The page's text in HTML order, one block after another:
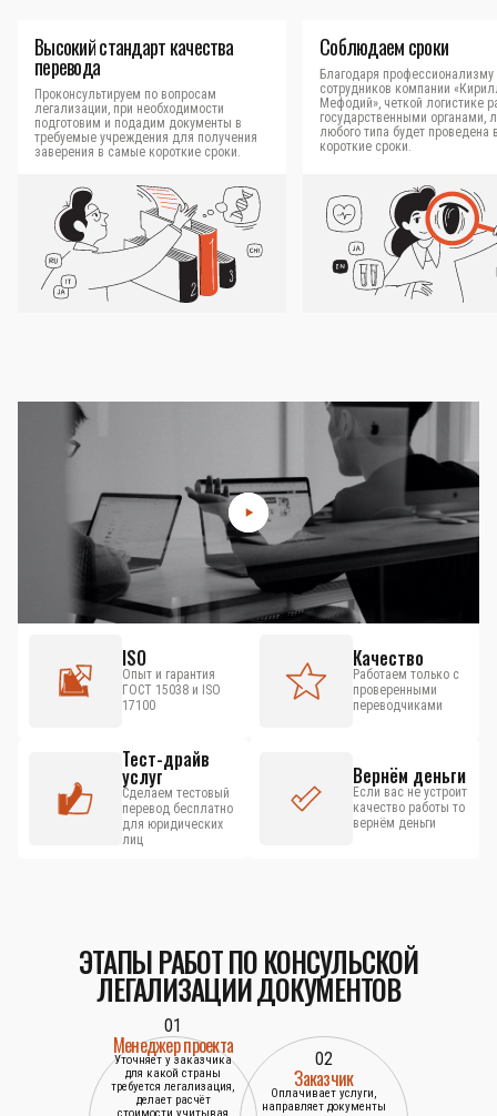
Высокий стандарт качества
перевода
Проконсультируем по вопросам
легализации, при необходимости
подготовим и подадим документы в
требуемые учреждения для получения
заверения в самые короткие сроки.
Соблюдаем сроки
Благодаря профессионализму
сотрудников компании
Мефодий», четкой логистике
государственными органами,
любого типа будет проведена
короткие сроки.
ISO
Опыт и гарантия
ГОСТ 15038 и ISO
17100
Качество
Работаем только с
проверенными
переводчиками
Тест-драйв
услуг
Сделаем тестовый
перевод бесплатно
для юридических
лиц
Вернём деньги
Если вас не устроит
качество работы то
вернём деньги
ЭТАПЫ РАБОТ ПО КОНСУЛЬСКОЙ
ЛЕГАЛИЗАЦИИ ДОКУМЕНТОВ
01
Менеджер проекта
Уточняет у заказчика
для какой страны
требуется легализация,
делает расчёт
стоимости учитывая
02
Заказчик
Оплачивает услуги,
направляет документы